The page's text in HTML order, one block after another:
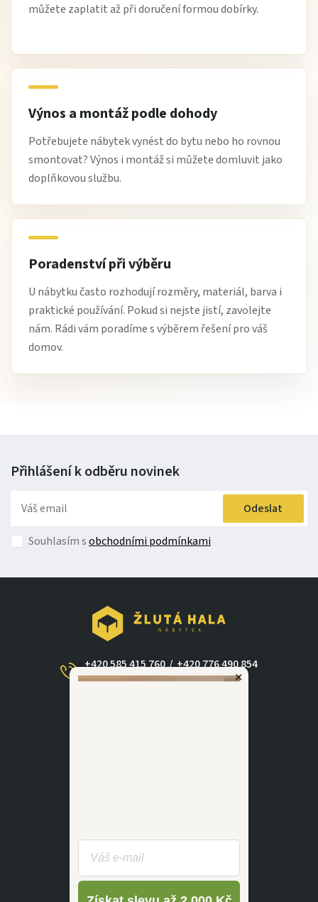
můžete zaplatit až při doručení formou dobírky.
Výnos a montáž podle dohody
Potřebujete nábytek vynést do bytu nebo ho rovnou
smontovat? Výnos i montáž si můžete domluvit jako
doplňkovou službu.
Poradenství při výběru
U nábytku často rozhodují rozměry, materiál, barva i
praktické používání. Pokud si nejste jistí, zavolejte
nám. Rádi vám poradíme s výběrem řešení pro váš
domov.
Přihlášení k odběru novinek
Odeslat
Souhlasím sobchodními podmínkami
+420 585 415 760
(Po - Ne 09:00-17:30)
/ +420 776 490 854
KATEGORIE
INFORMACE
×